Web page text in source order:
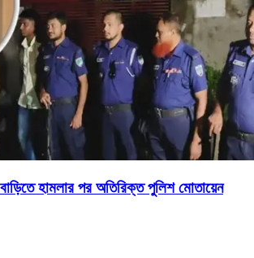
হামলার পর অতিরিক্ত পুলিশ মোতায়েন